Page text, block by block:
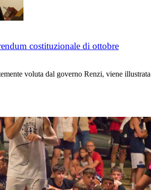
costituzionale di ottobre
voluta dal governo Renzi, viene